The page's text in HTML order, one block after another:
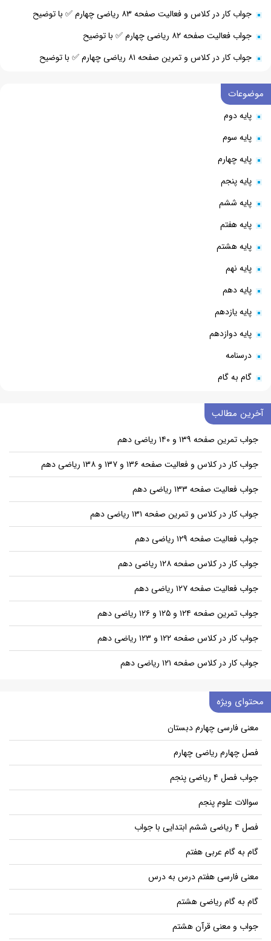
جواب کار در کلاس و فعالیت صفحه ۸۳ ریاضی چهارم ✅ با توضیح
جواب فعالیت صفحه ۸۲ ریاضی چهارم ✅ با توضیح
جواب کار در کلاس و تمرین صفحه ۸۱ ریاضی چهارم ✅ با توضیح
موضوعات
پایه دوم
پایه سوم
پایه چهارم
پایه پنجم
پایه ششم
پایه هفتم
پایه هشتم
پایه نهم
پایه دهم
پایه یازدهم
پایه دوازدهم
درسنامه
گام به گام
آخرین مطالب
جواب تمرین صفحه ۱۳۹ و ۱۴۰ ریاضی دهم
جواب کار در کلاس و فعالیت صفحه ۱۳۶ و ۱۳۷ و ۱۳۸ ریاضی دهم
جواب فعالیت صفحه ۱۳۳ ریاضی دهم
جواب کار در کلاس و تمرین صفحه ۱۳۱ ریاضی دهم
جواب فعالیت صفحه ۱۲۹ ریاضی دهم
جواب کار در کلاس صفحه ۱۲۸ ریاضی دهم
جواب فعالیت صفحه ۱۲۷ ریاضی دهم
جواب تمرین صفحه ۱۲۴ و ۱۲۵ و ۱۲۶ ریاضی دهم
جواب کار در کلاس صفحه ۱۲۲ و ۱۲۳ ریاضی دهم
جواب کار در کلاس صفحه ۱۲۱ ریاضی دهم
محتوای ویژه
معنی فارسی چهارم دبستان
فصل چهارم ریاضی چهارم
جواب فصل ۴ ریاضی پنجم
سوالات علوم پنجم
فصل ۴ ریاضی ششم ابتدایی با جواب
گام به گام عربی هفتم
معنی فارسی هفتم درس به درس
گام به گام ریاضی هشتم
جواب و معنی قرآن هشتم